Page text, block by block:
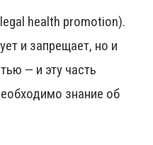
health promotion).
и запрещает, но и
— и эту часть
знание об